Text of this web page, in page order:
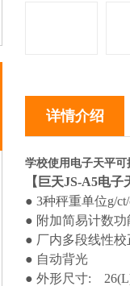
详情介绍
学校使用电子天平
【巨天JS-A5电子
● 3种秤重单位g/
● 附加简易计数功
● 厂内多段线性校
● 自动背光
● 外形尺寸: